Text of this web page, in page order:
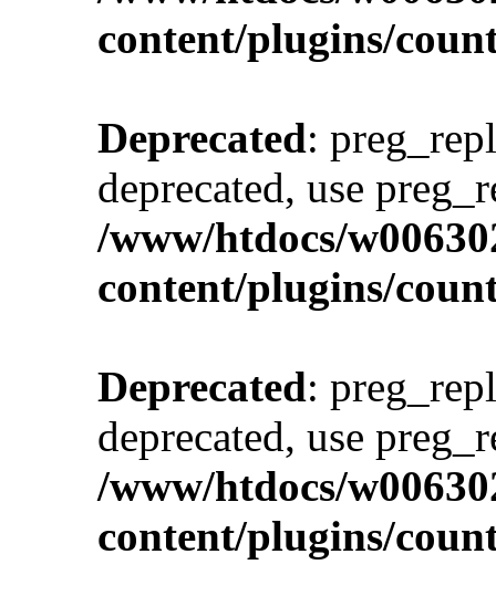
content/plugins/
Deprecated:
deprecated, use
/www/htdocs/
content/plugins/
Deprecated:
deprecated, use
/www/htdocs/
content/plugins/